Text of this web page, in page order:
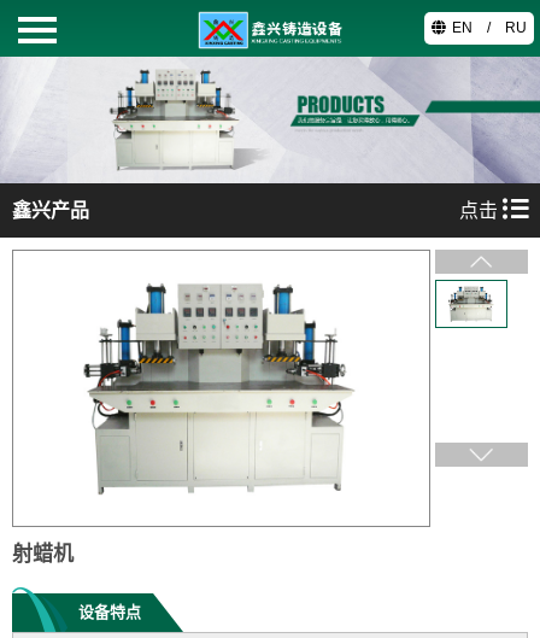
首页
鑫兴产品
工艺技术
视频中心
联系我们
EN / RU
鑫兴产品 点击
射蜡机
设备特点